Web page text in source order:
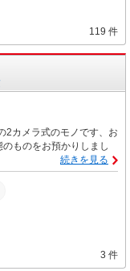
119 件
2カメラ式のモノです、お
ものをお預かりしまし
続きを見る
3 件